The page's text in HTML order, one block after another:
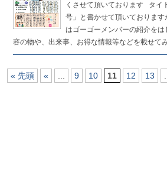
くさせて頂いております タイ
号」と書かせて頂いておりま
はゴーゴーメンバーの紹介を
容の物や、出来事、お得な情報等などを載せて
« 先頭 « 9 10 11 12 13